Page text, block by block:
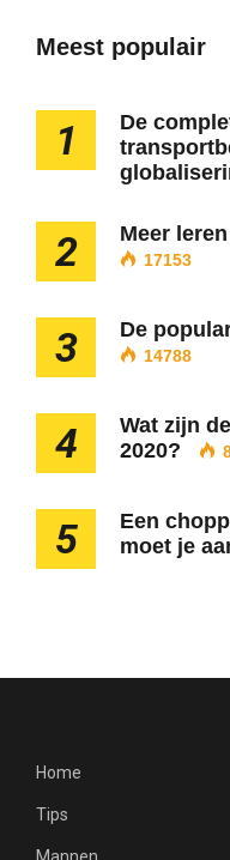
Meest populair
1
De
2 Meer
17153
3 De
14788
4
Wat zijn
2020?
5
Een
moet je
Home
Tips